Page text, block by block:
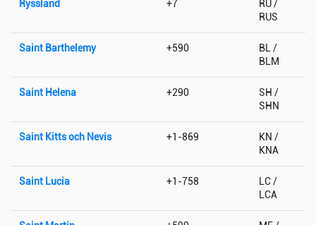
Ryssland +7
RU /
RUS
Saint Barthelemy +590
BL /
BLM
Saint Helena +290
SH /
SHN
Saint Kitts och Nevis +1-869
KN /
KNA
Saint Lucia +1-758
LC /
LCA